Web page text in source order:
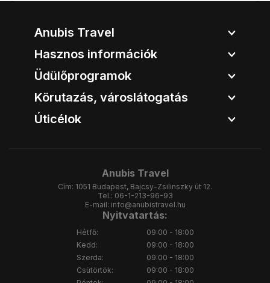
Anubis Travel
Hasznos információk
Üdülőprogramok
Körutazás, városlátogatás
Úticélok
Anubis Travel
Cím: 1051 Budapest, Bajcsy-Zsilinszky út 12.
Tel.: 06-1-213-96-93
E-mail: info@anubistravel.hu
Nyitvatartás:
Hétfő:
Kedd:
Szerda:
Csütörtök:
09:00 - 18:00
09:00 - 18:00
09:00 - 18:00
09:00 - 18:00